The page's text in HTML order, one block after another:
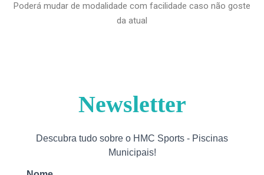
Poderá mudar de modalidade com facilidade caso não goste
da atual